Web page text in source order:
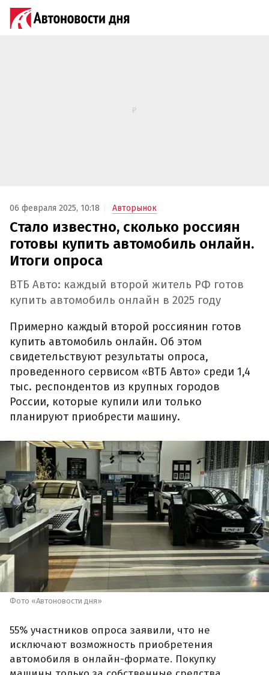
06 февраля 2025, 10:18 Авторынок
Стало известно, сколько россиян
готовы купить автомобиль онлайн.
Итоги опроса
ВТБ Авто: каждый второй житель РФ готов
купить автомобиль онлайн в 2025 году
Примерно каждый второй россиянин готов
купить автомобиль онлайн. Об этом
свидетельствуют результаты опроса,
проведенного сервисом «ВТБ Авто» среди 1,4
тыс. респондентов из крупных городов
России, которые купили или только
планируют приобрести машину.
Фото «Автоновости дня»
55% участников опроса заявили, что не
исключают возможность приобретения
автомобиля в онлайн-формате. Покупку